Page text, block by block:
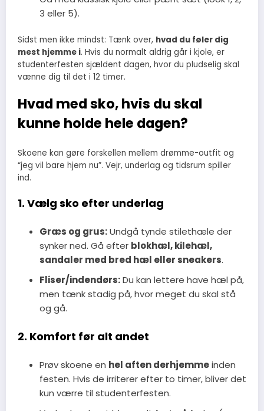
3 eller 5).
Sidst men ikke mindst: Tænk over, hvad du føler dig
mest hjemme i. Hvis du normalt aldrig går i kjole, er
studenterfesten sjældent dagen, hvor du pludselig skal
vænne dig til det i 12 timer.
Hvad med sko, hvis du skal
kunne holde hele dagen?
Skoene kan gøre forskellen mellem drømme-outfit og
“jeg vil bare hjem nu”. Vejr, underlag og tidsrum spiller
ind.
1. Vælg sko efter underlag
Græs og grus:Undgå tynde stilethæle der
synker ned. Gå efter blokhæl, kilehæl,
sandaler med bred hæl eller sneakers.
Fliser/indendørs:Du kan lettere have hæl på,
men tænk stadig på, hvor meget du skal stå
og gå.
2. Komfort før alt andet
Prøv skoene en hel aften derhjemmeinden
festen. Hvis de irriterer efter to timer, bliver det
kun værre til studenterfesten.